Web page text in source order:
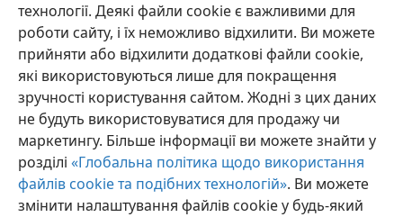
технології. Деякі файли cookie є важливими для
роботи сайту, і їх неможливо відхилити. Ви можете
прийняти або відхилити додаткові файли cookie,
які використовуються лише для покращення
зручності користування сайтом. Жодні з цих даних
не будуть використовуватися для продажу чи
маркетингу. Більше інформації ви можете знайти у
розділі «Глобальна політика щодо використання
файлів cookie та подібних технологій». Ви можете
змінити налаштування файлів cookie у будь-який
Українська Поділитись Налаштування
Copyright © 2026 Watch Tower Bible and Tract Society of Pennsylvania
Умови використання
Політика конфіденційності
Параметри конфіденційності
JW.ORG Увійти